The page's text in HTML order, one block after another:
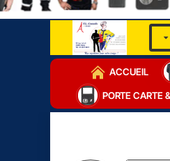
ACCUEIL
PORTE CARTE